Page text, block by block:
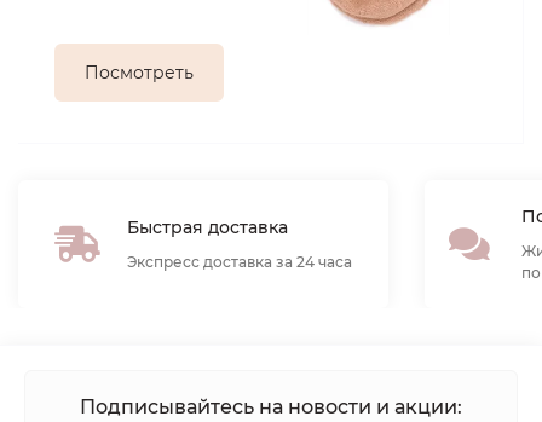
Посмотреть
Быстрая доставка
Экспресс доставка за 24 часа
Подписывайтесь на новости и акции: